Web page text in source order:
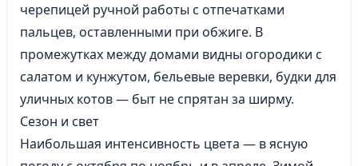
черепицей ручной работы с отпечатками
пальцев, оставленными при обжиге. В
промежутках между домами видны огородики с
салатом и кунжутом, бельевые веревки, будки для
уличных котов — быт не спрятан за ширму.
Сезон и свет
Наибольшая интенсивность цвета — в ясную